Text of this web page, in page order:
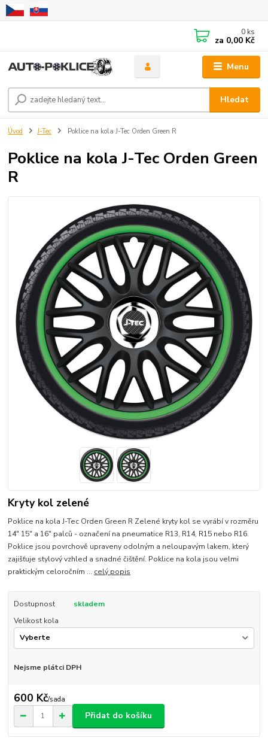
Menu
Hledat
0 ks
za 0,00 Kč
Úvod J-Tec Poklice na kola J-Tec Orden Green R
Poklice na kola J-Tec Orden Green
R
Kryty kol zelené
Poklice na kola J-Tec Orden Green R Zelené kryty kol se vyrábí v rozměru
14" 15" a 16" palců - označení na pneumatice R13, R14, R15 nebo R16.
Poklice jsou povrchově upraveny odolným a neloupavým lakem, který
zajišťuje stylový vzhled a snadné čištění. Poklice na kola jsou velmi
praktickým celoročním ... celý popis
Dostupnost
skladem
Velikost kola
Nejsme plátci DPH
600 Kč/sada
Přidat do košíku